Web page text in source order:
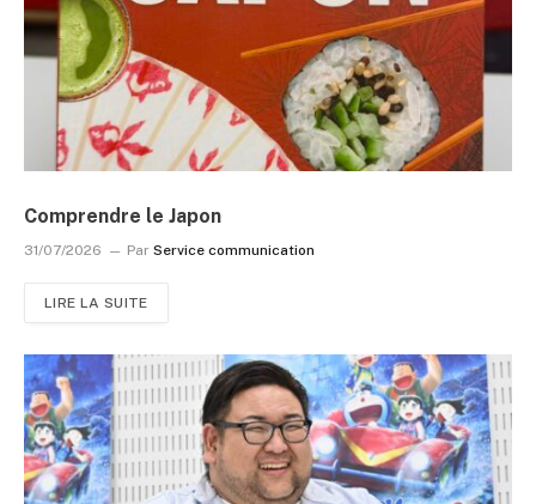
Comprendre le Japon
31/07/2026 Par Service communication
LIRE LA SUITE